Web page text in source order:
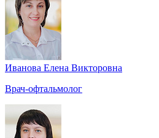
Иванова Елена Викторовна
Врач-офтальмолог